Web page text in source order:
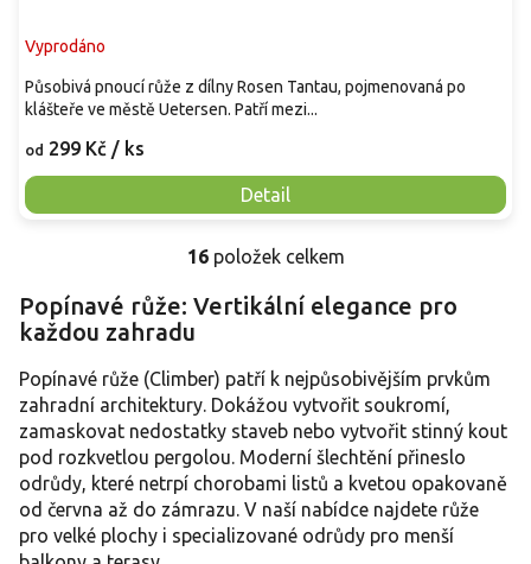
Vyprodáno
od 299 Kč / ks
Detail
Působivá pnoucí růže z dílny Rosen Tantau, pojmenovaná po
klášteře ve městě Uetersen. Patří mezi...
O
l
a
c
í
p
r
v
k
y
16položek celkem
Popínavé růže: Vertikální elegance pro
každou zahradu
Popínavé růže (Climber) patří k nejpůsobivějším prvkům
zahradní architektury. Dokážou vytvořit soukromí,
zamaskovat nedostatky staveb nebo vytvořit stinný kout
pod rozkvetlou pergolou. Moderní šlechtění přineslo
odrůdy, které netrpí chorobami listů a kvetou opakovaně
od června až do zámrazu. V naší nabídce najdete růže
pro velké plochy i specializované odrůdy pro menší